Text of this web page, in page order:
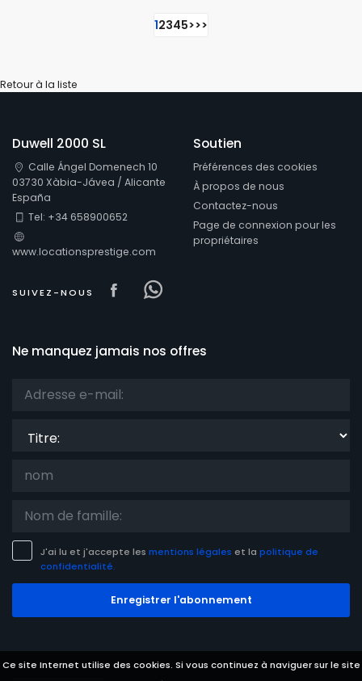
Ce site Internet utilise des cookies. Si vous continuez à naviguer sur le site
12345>>>
Retour à la liste
Duwell 2000 SL
Calle Ángel Domenech 10
03730 Xàbia-Jávea / Alicante
España
Tel: +34 658900652
www.locationsprestige.com
SUIVEZ-NOUS Visit our Facebook page
Visit our
Soutien
Préférences des cookies
À propos de nous
Contactez-nous
Page de connexion pour les
propriétaires
Ne manquez jamais nos offres
J'ai lu et j'accepte les mentions légales et la politique de
confidentialité.
Enregistrer l'abonnement